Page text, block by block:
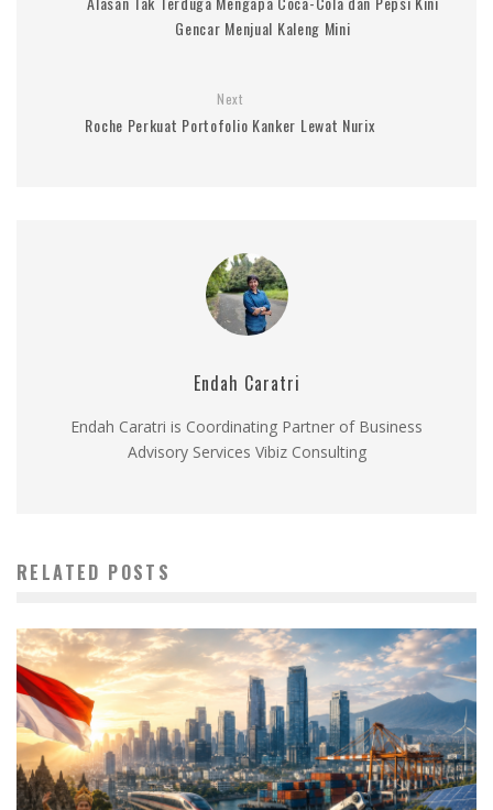
Gencar Menjual Kaleng Mini
Next
Roche Perkuat Portofolio Kanker Lewat Nurix
Endah Caratri
Endah Caratri is Coordinating Partner of Business
Advisory Services Vibiz Consulting
RELATED POSTS